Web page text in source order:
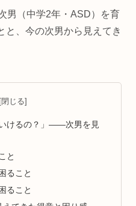
男（中学2年・ASD）を育
と、今の次男から見えてき
いけるの？」——次男を見
と
ること
ること